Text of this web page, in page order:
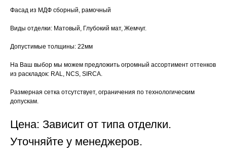
Фасад из МДФ сборный, рамочный
Виды отделки: Матовый, Глубокий мат, Жемчуг.
Допустимые толщины: 22мм
На Ваш выбор мы можем предложить огромный ассортимент оттенков
из раскладок: RAL, NCS, SIRCA.
Размерная сетка отсутствует, ограничения по технологическим
допускам.
Цена: Зависит от типа отделки.
Уточняйте у менеджеров.